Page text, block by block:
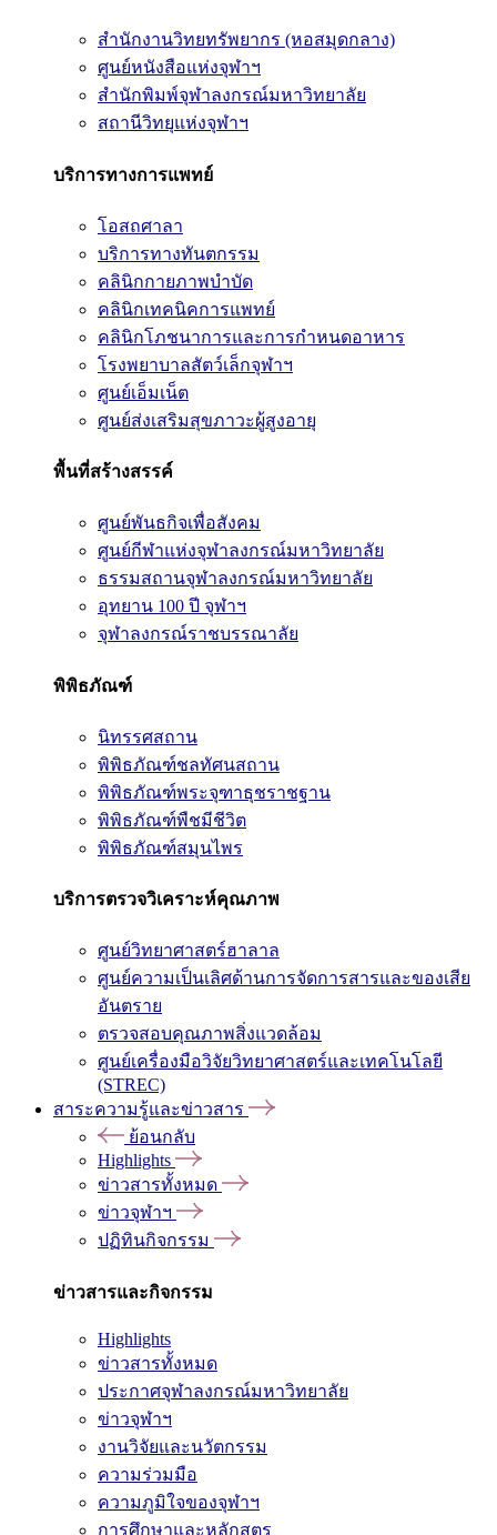
สำนักงานวิทยทรัพยากร (หอสมุดกลาง)
ศูนย์หนังสือแห่งจุฬาฯ
สำนักพิมพ์จุฬาลงกรณ์มหาวิทยาลัย
สถานีวิทยุแห่งจุฬาฯ
บริการทางการแพทย์
โอสถศาลา
บริการทางทันตกรรม
คลินิกกายภาพบำบัด
คลินิกเทคนิคการแพทย์
คลินิกโภชนาการและการกำหนดอาหาร
โรงพยาบาลสัตว์เล็กจุฬาฯ
ศูนย์เอ็มเน็ต
ศูนย์ส่งเสริมสุขภาวะผู้สูงอายุ
พื้นที่สร้างสรรค์
ศูนย์พันธกิจเพื่อสังคม
ศูนย์กีฬาแห่งจุฬาลงกรณ์มหาวิทยาลัย
ธรรมสถานจุฬาลงกรณ์มหาวิทยาลัย
อุทยาน 100 ปี จุฬาฯ
จุฬาลงกรณ์ราชบรรณาลัย
พิพิธภัณฑ์
นิทรรศสถาน
พิพิธภัณฑ์ชลทัศนสถาน
พิพิธภัณฑ์พระจุฑาธุชราชฐาน
พิพิธภัณฑ์พืชมีชีวิต
พิพิธภัณฑ์สมุนไพร
บริการตรวจวิเคราะห์คุณภาพ
ศูนย์วิทยาศาสตร์ฮาลาล
ศูนย์ความเป็นเลิศด้านการจัดการสารและของเสีย
อันตราย
ตรวจสอบคุณภาพสิ่งแวดล้อม
ศูนย์เครื่องมือวิจัยวิทยาศาสตร์และเทคโนโลยี
(STREC)
สาระความรู้และข่าวสาร
ย้อนกลับ
Highlights
ข่าวสารทั้งหมด
ข่าวจุฬาฯ
ปฏิทินกิจกรรม
ข่าวสารและกิจกรรม
Highlights
ข่าวสารทั้งหมด
ประกาศจุฬาลงกรณ์มหาวิทยาลัย
ข่าวจุฬาฯ
งานวิจัยและนวัตกรรม
ความร่วมมือ
ความภูมิใจของจุฬาฯ
การศึกษาและหลักสูตร